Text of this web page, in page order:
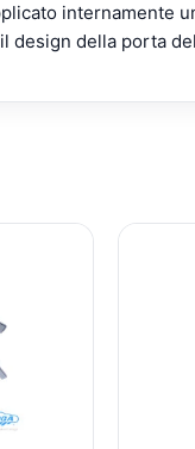
internamente
design della porta